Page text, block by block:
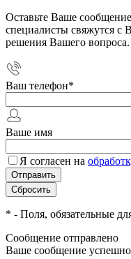
Оставьте Ваше
специалисты свяжутся с
решения Вашего вопроса.
Ваш телефон*
Ваше имя
Я согласен на
* - Поля, обязательные
Сообщение отправлено
Ваше сообщение